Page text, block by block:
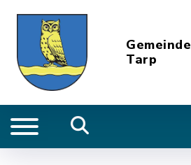
Gemeinde
Tarp